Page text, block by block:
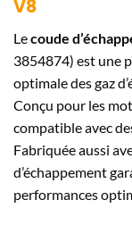
V8
Lecoude
3854874) est une
optimale des gaz
Conçu pour les
compatible avec
Fabriquée aussi
d’échappement
performances